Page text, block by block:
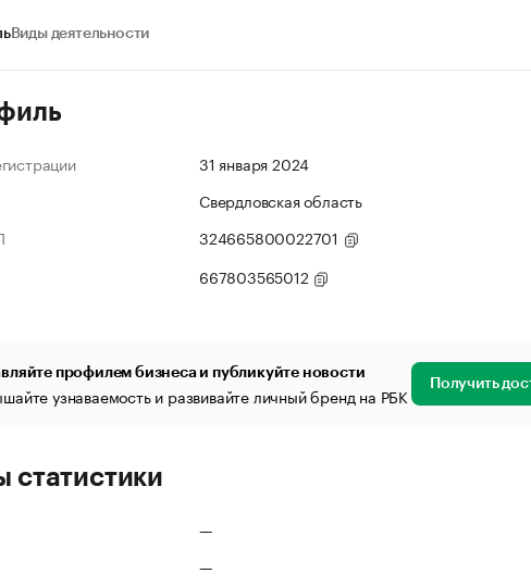
Виды деятельности
31 января 2024
Свердловская область
324665800022701
667803565012
профилем бизнеса и публикуйте новости
узнаваемость и развивайте личный бренд на РБК Получить
статистики
—
—